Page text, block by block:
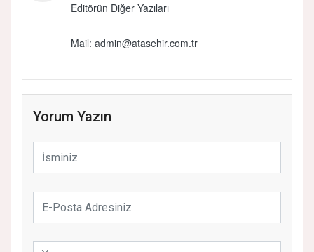
Editörün Diğer Yazıları
Mail: admin@atasehir.com.tr
Yorum Yazın